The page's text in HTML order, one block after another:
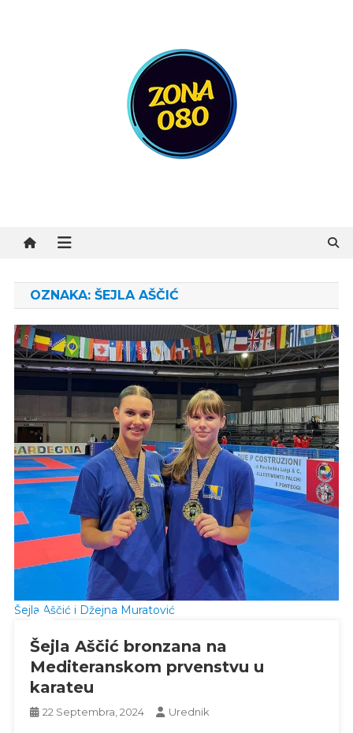
OZNAKA: ŠEJLA AŠČIĆ
Šejla Aščić i Džejna Muratović
Šejla Aščić bronzana na
Mediteranskom prvenstvu u
karateu
22 Septembra, 2024 Urednik